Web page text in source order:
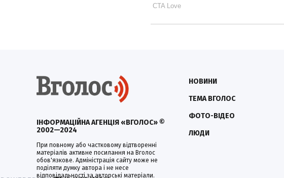
ІНФОРМАЦІЙНА АГЕНЦІЯ «ВГОЛОС» ©
2002—2024
При повному або частковому відтворенні
матеріалів активне посилання на Вголос
обов'язкове. Адміністрація сайту може не
поділяти думку автора і не несе
відповідальності за авторські матеріали.
НОВИНИ
ТЕМА ВГОЛОС
ФОТО-ВІДЕО
ЛЮДИ